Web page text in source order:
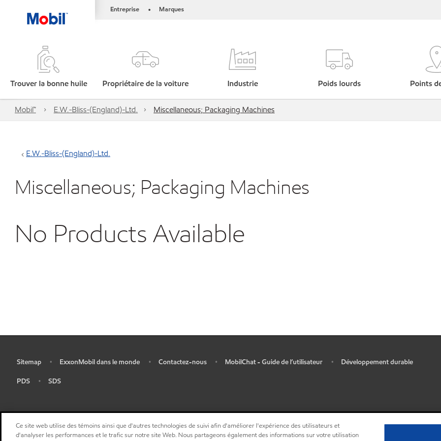
Entreprise • Marques
Trouver la bonne huile Propriétaire de la voiture Industrie Poids lourds Points
Mobil™ E.W.-Bliss-(England)-Ltd. Miscellaneous; Packaging Machines
E.W.-Bliss-(England)-Ltd.
Miscellaneous; Packaging Machines
No Products Available
Sitemap • ExxonMobil dans le monde • Contactez-nous • MobilChat - Guide de l’utilisateur • Développement durable
PDS • SDS
Ce site web utilise des témoins ainsi que d'autres technologies de suivi afin d'améliorer l'expérience des utilisateurs et
d'analyser les performances et le trafic sur notre site Web. Nous partageons également des informations sur votre utilisation